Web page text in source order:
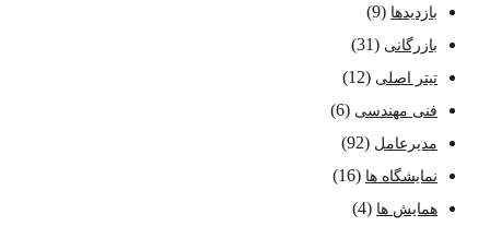
بازدیدها (9)
بازرگانی (31)
تیتر اصلی (12)
فنی مهندسی (6)
مدیرعامل (92)
نمایشگاه ها (16)
همایش ها (4)